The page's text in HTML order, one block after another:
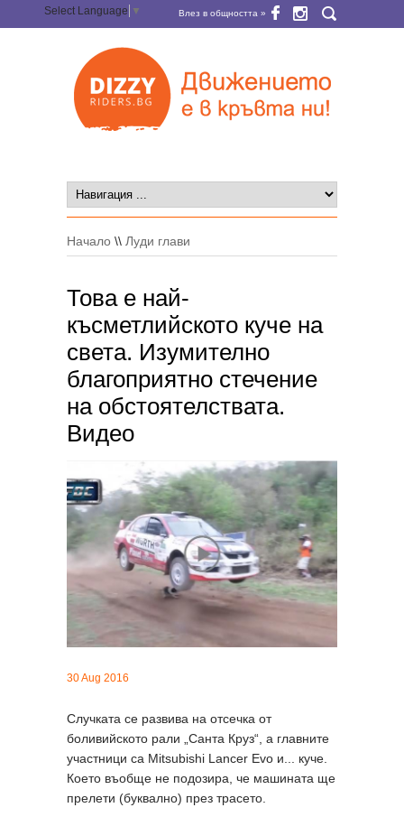
Select Language ▼ Влез в общността »
Начало \\ Луди глави
Това е най-
късметлийското куче на
света. Изумително
благоприятно стечение
на обстоятелствата.
Видео
30 Aug 2016
Случката се развива на отсечка от
боливийското рали „Санта Круз“, а главните
участници са Mitsubishi Lancer Evo и... куче.
Което въобще не подозира, че машината ще
прелети (буквално) през трасето.